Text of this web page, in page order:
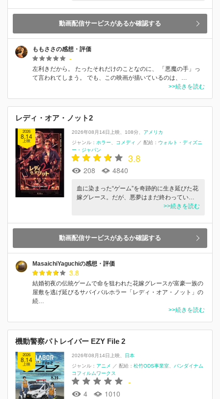
動画配信サービスがあるか確認する
ももささの感想・評価
-
左利きだから。 たったそれだけのことなのに、 「悪魔の手」っ
て言われてしまう。 でも、この映画が描いているのは、…
>>続きを読む
レディ・オア・ノット2
2026
8.14
上映
2026年08月14日上映 108分
アメリカ
ジャンル： ホラー コメディ ／ 配給： ウォルト・ディズニ
ー・ジャパン
3.8
208 4840
⾎に染まった“ゲーム”を奇跡的に⽣き延びた花
嫁グレース。だが、悪夢はまだ終わってい…
>>続きを読む
動画配信サービスがあるか確認する
MasaichiYaguchiの感想・評価
3.8
結婚初夜の伝統ゲームで命を狙われた花嫁グレースが富豪一族の
屋敷を逃げ延びるサバイバルホラー「レディ・オア・ノット」の
続…
>>続きを読む
機動警察パトレイバー EZY File 2
2026
8.14
上映
2026年08月14日上映
日本
ジャンル： アニメ ／ 配給： 松竹ODS事業室
バンダイナム
コフィルムワークス
-
4 1010